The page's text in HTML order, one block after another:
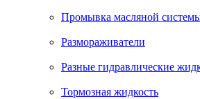
Промывка масляной
Размораживатели
Разные гидравлические
Тормозная жидкость